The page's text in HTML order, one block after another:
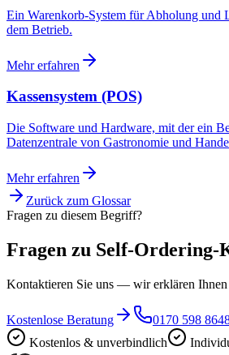
Ein Warenkorb-System für Abholung und
dem Betrieb.
Mehr erfahren
Kassensystem (POS)
Die Software und Hardware, mit der ein
Datenzentrale von Gastronomie und
Mehr erfahren
Zurück zum Glossar
Fragen zu diesem Begriff?
Fragen zu Self-Ordering-
Kontaktieren Sie uns — wir erklären
Kostenlose Beratung
0170 598
Kostenlos & unverbindlich